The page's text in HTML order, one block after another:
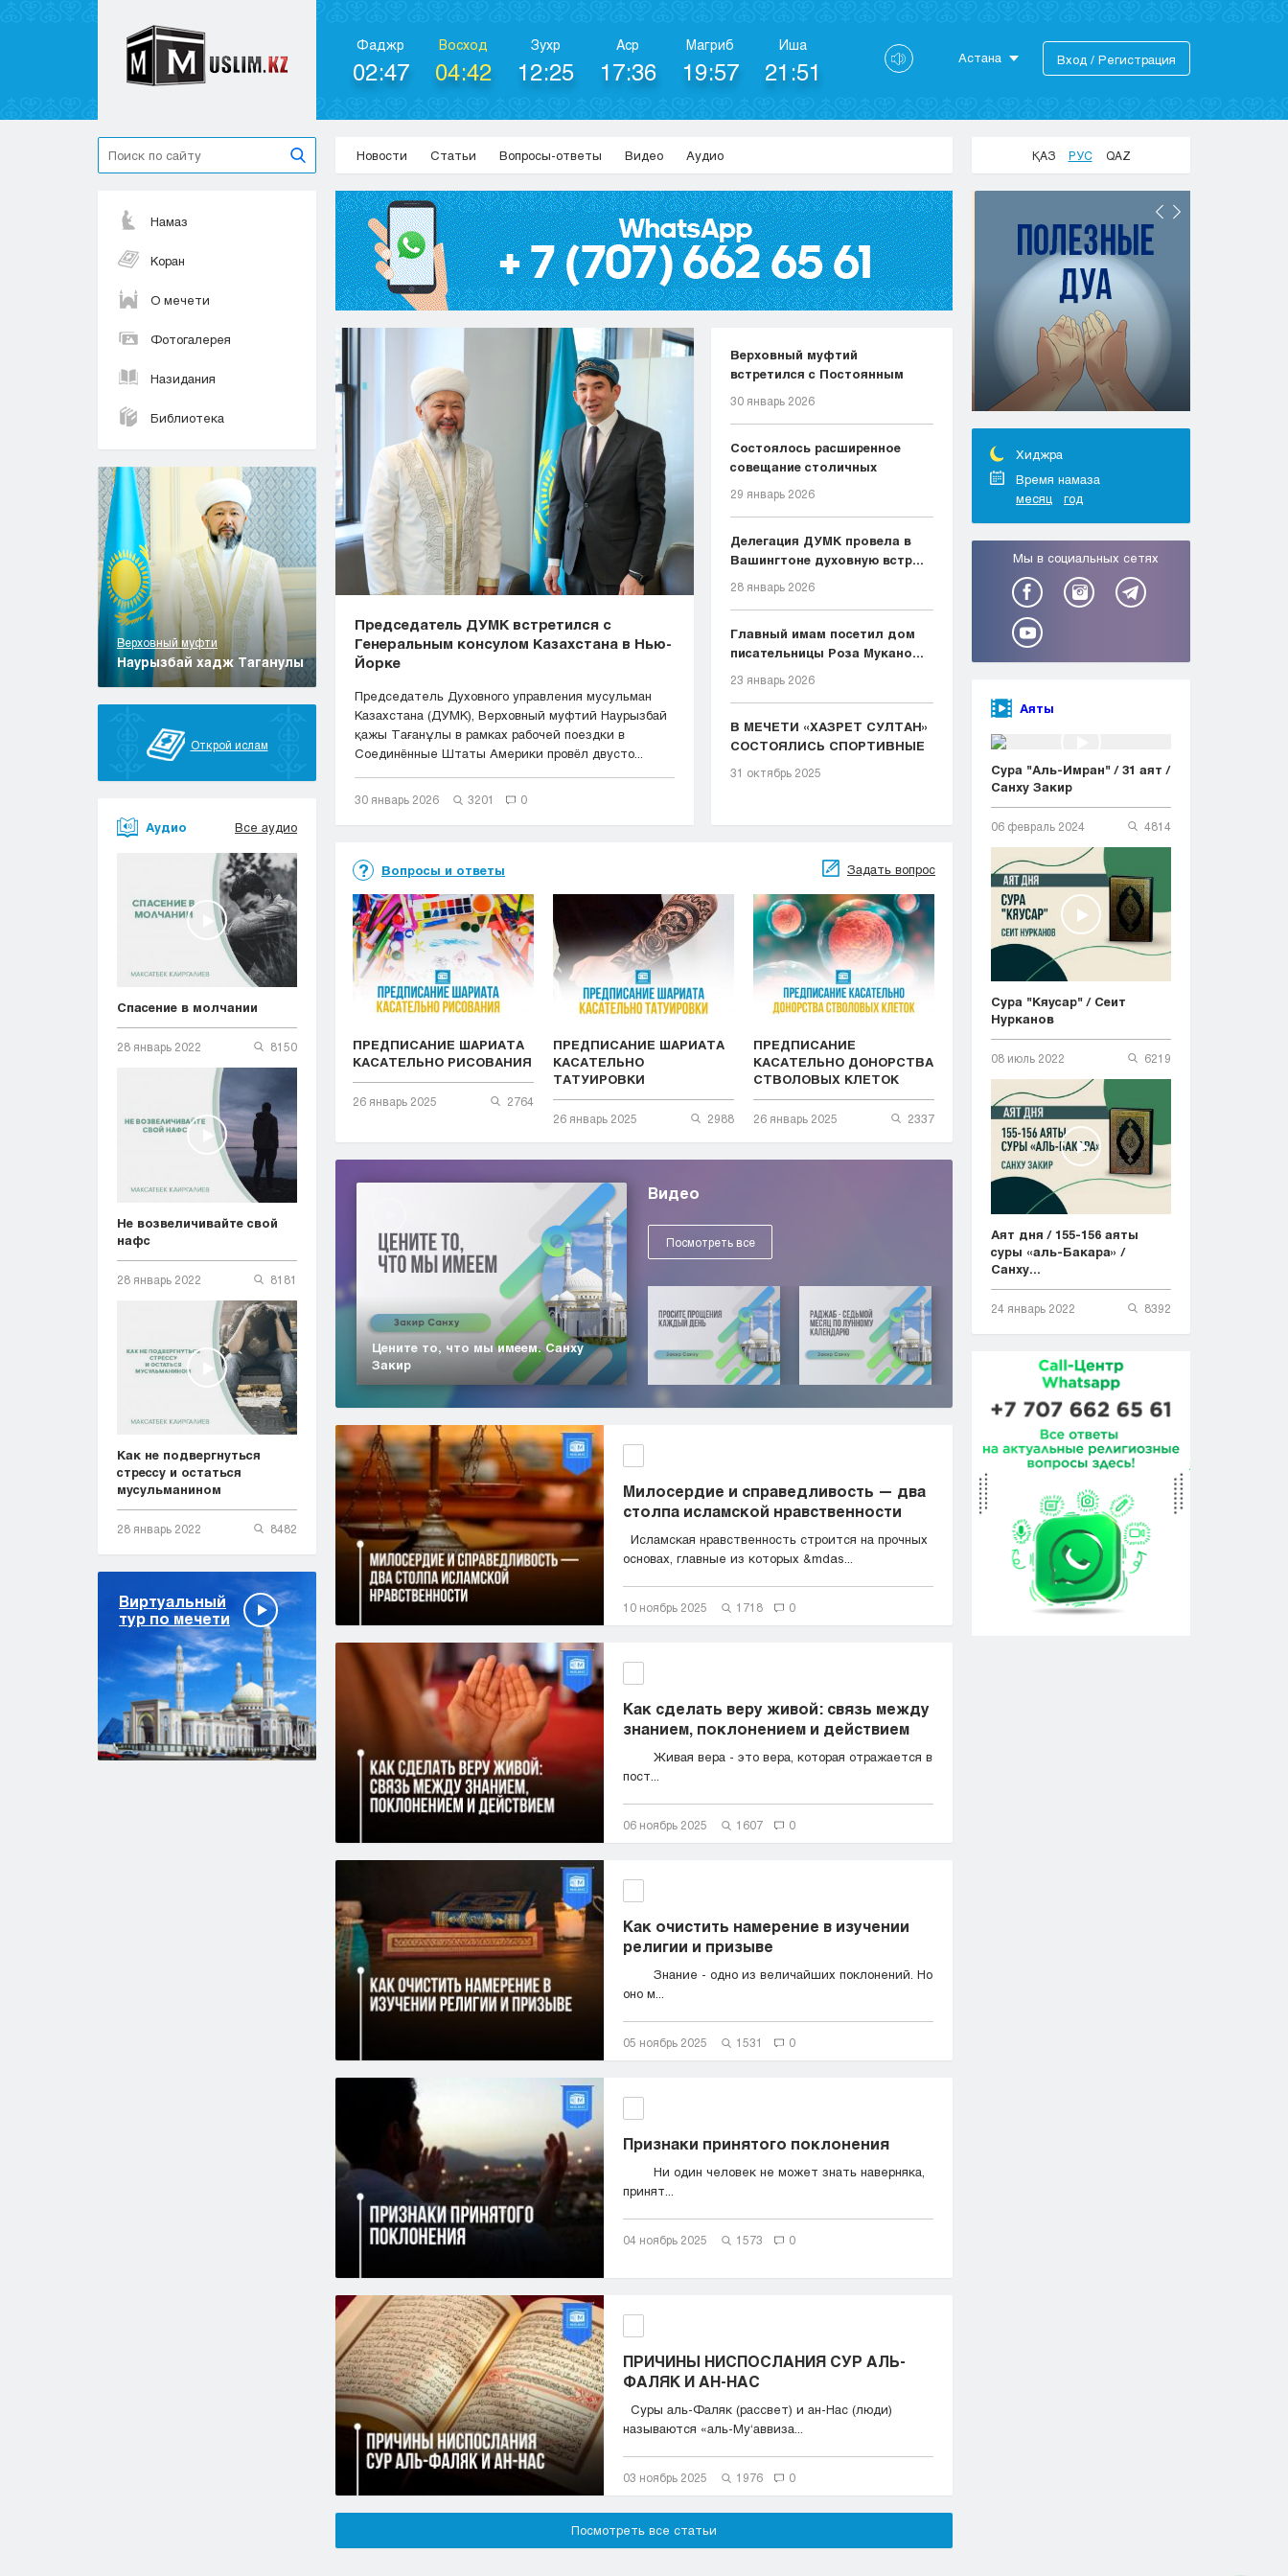
Фаджр
02:47
Восход
04:42
Зухр
12:25
Аср
17:36
Магриб
19:57
Иша
21:51 Астана
Актобе
Атырау
Жезказган
Караганда
Кокшетау
Костанай
Талдыкорган
Тараз
Туркестан
Усть-Каменогорск
Шымкент
Вход / Регистрация
Новости Статьи Вопросы-ответы Видео Аудио ҚАЗ РУС QAZ
Намаз
Коран
О мечети
Фотогалерея
Назидания
Библиотека
Верховный муфти
Наурызбай хадж Таганулы
Открой ислам
Аудио Все аудио
Спасение в молчании
28 январь 2022 8150
Не возвеличивайте свой
нафс
28 январь 2022 8181
Как не подвергнуться
стрессу и остаться
мусульманином
28 январь 2022 8482
Виртуальный
тур по мечети
Председатель ДУМК встретился с
Генеральным консулом Казахстана в Нью-
Йорке
Председатель Духовного управления мусульман
Казахстана (ДУМК), Верховный муфтий Наурызбай
қажы Тағанұлы в рамках рабочей поездки в
Соединённые Штаты Америки провёл двусто...
30 январь 2026 3201 0
Верховный муфтий
встретился с Постоянным
30 январь 2026
Состоялось расширенное
совещание столичных
29 январь 2026
Делегация ДУМК провела в
Вашингтоне духовную встр...
28 январь 2026
Главный имам посетил дом
писательницы Роза Мукано...
23 январь 2026
В МЕЧЕТИ «ХАЗРЕТ СУЛТАН»
СОСТОЯЛИСЬ СПОРТИВНЫЕ
31 октябрь 2025
Вопросы и ответы Задать вопрос
ПРЕДПИСАНИЕ ШАРИАТА
КАСАТЕЛЬНО РИСОВАНИЯ
26 январь 2025 2764
ПРЕДПИСАНИЕ ШАРИАТА
КАСАТЕЛЬНО
ТАТУИРОВКИ
26 январь 2025 2988
ПРЕДПИСАНИЕ
КАСАТЕЛЬНО ДОНОРСТВА
СТВОЛОВЫХ КЛЕТОК
26 январь 2025 2337
Цените то, что мы имеем. Санху
Закир
Видео
Посмотреть все
Милосердие и справедливость — два
столпа исламской нравственности
Исламская нравственность строится на прочных
основах, главные из которых &mdas...
10 ноябрь 2025 1718 0
Как сделать веру живой: связь между
знанием, поклонением и действием
Живая вера - это вера, которая отражается в
пост...
06 ноябрь 2025 1607 0
Как очистить намерение в изучении
религии и призыве
Знание - одно из величайших поклонений. Но
оно м...
05 ноябрь 2025 1531 0
Признаки принятого поклонения
Ни один человек не может знать наверняка,
принят...
04 ноябрь 2025 1573 0
ПРИЧИНЫ НИСПОСЛАНИЯ СУР АЛЬ-
ФАЛЯК И АН-НАС
Суры аль-Фаляк (рассвет) и ан-Нас (люди)
называются «аль-Му‘аввиза...
03 ноябрь 2025 1976 0
Посмотреть все статьи
Хиджра
Время намаза
месяц
год
Мы в социальных сетях
Аяты
Сура "Аль-Имран" / 31 аят /
Санху Закир
06 февраль 2024 4814
Сура "Кяусар" / Сеит
Нурканов
08 июль 2022 6219
Аят дня / 155-156 аяты
суры «аль-Бакара» /
Санху...
24 январь 2022 8392